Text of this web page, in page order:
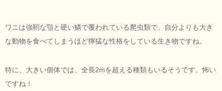
ワニは強靭な顎と硬い鱗で覆われている爬虫類で、自分よりも大き
な動物を食べてしまうほど獰猛な性格をしている生き物ですね。
特に、大きい個体では、全長2mを超える種類もいるそうです。怖い
ですね！